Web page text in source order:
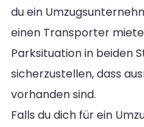
du ein
einen Transporter
Parksituation in beiden
sicherzustellen, dass
vorhanden sind.
Falls du dich für ein